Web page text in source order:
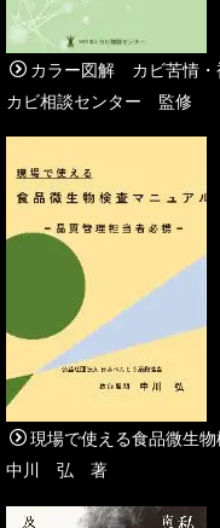
カラー図解 カビ苦情
カビ相談センター 監修
現場で使える食品微生
中川 弘 著